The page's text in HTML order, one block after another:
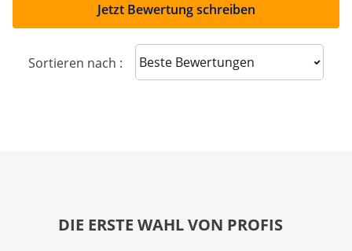
Jetzt Bewertung schreiben
Sortieren nach : Sort reviews
DIE ERSTE WAHL VON PROFIS